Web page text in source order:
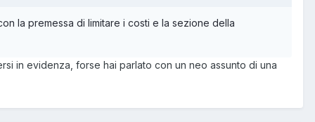
la premessa di limitare i costi e la sezione della
in evidenza, forse hai parlato con un neo assunto di una